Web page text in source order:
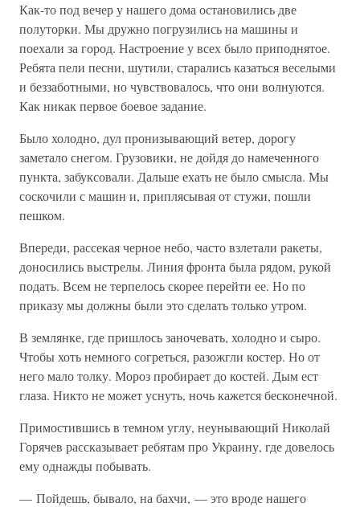
Как-то под вечер у нашего дома остановились две
полуторки. Мы дружно погрузились на машины и
поехали за город. Настроение у всех было приподнятое.
Ребята пели песни, шутили, старались казаться веселыми
и беззаботными, но чувствовалось, что они волнуются.
Как никак первое боевое задание.
Было холодно, дул пронизывающий ветер, дорогу
заметало снегом. Грузовики, не дойдя до намеченного
пункта, забуксовали. Дальше ехать не было смысла. Мы
соскочили с машин и, приплясывая от стужи, пошли
пешком.
Впереди, рассекая черное небо, часто взлетали ракеты,
доносились выстрелы. Линия фронта была рядом, рукой
подать. Всем не терпелось скорее перейти ее. Но по
приказу мы должны были это сделать только утром.
В землянке, где пришлось заночевать, холодно и сыро.
Чтобы хоть немного согреться, разожгли костер. Но от
него мало толку. Мороз пробирает до костей. Дым ест
глаза. Никто не может уснуть, ночь кажется бесконечной.
Примостившись в темном углу, неунывающий Николай
Горячев рассказывает ребятам про Украину, где довелось
ему однажды побывать.
— Пойдешь, бывало, на бахчи, — это вроде нашего